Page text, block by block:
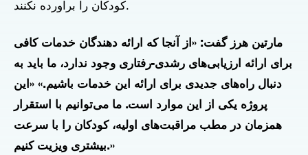
کودکان را برآورده نکنند.
مارتین هرز گفت: «از آنجا که ارائه دهندگان خدمات کافی
برای ارائه ارزیابی‌های رشدی-رفتاری وجود ندارد، ما باید به
دنبال راه‌های جدیدی برای ارائه این خدمات باشیم.» «این
پروژه یکی از این موارد است. ما می‌توانیم با استقرار
همزمان در مطب مراقبت‌های اولیه، کودکان را با سرعت
بیشتری ویزیت کنیم.»